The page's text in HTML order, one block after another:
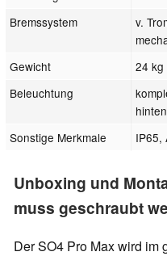
Bremssystem
v.
Gewicht
24 kg
Beleuchtung
hinten
Sonstige Merkmale
IP65,
Unboxing und
muss geschraubt
Der SO4 Pro Max wird im